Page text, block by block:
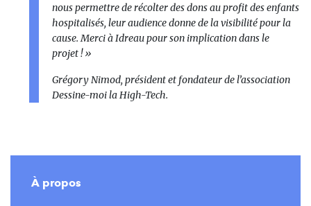
nous permettre de récolter des dons au profit des enfants
hospitalisés, leur audience donne de la visibilité pour la
cause. Merci à Idreau pour son implication dans le
projet ! »
Grégory Nimod, président et fondateur de l’association
Dessine-moi la High-Tech.
À propos